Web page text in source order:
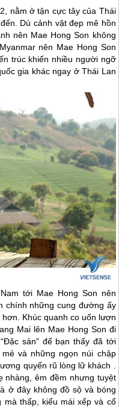
nằm ở tận cực tây của Thái
Dù cảnh vật đẹp mê hồn
nên Mae Hong Son không
nên Mae Hong Son
trúc khiến nhiều người ngỡ
gia khác ngay ởThái Lan
tới Mae Hong Son nên
chính những cung đường ấy
Khúc quanh co uốn lượn
Mai lên Mae Hong Son đi
sản” để bạn thấy đã tới
và những ngọn núi chập
quyến rũ lòng lữ khách .
nhàng, êm đềm nhưng tuyệt
ở đây không đồ sộ và bóng
thấp, kiểu mái xếp và cổ